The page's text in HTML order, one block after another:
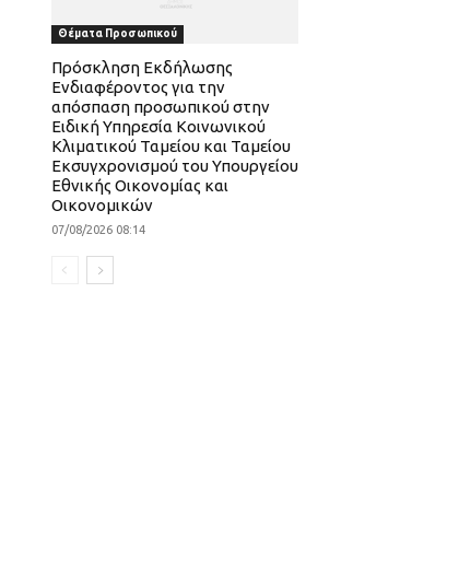
Θέματα Προσωπικού
Πρόσκληση Εκδήλωσης
Ενδιαφέροντος για την
απόσπαση προσωπικού στην
Ειδική Υπηρεσία Κοινωνικού
Κλιματικού Ταμείου και Ταμείου
Εκσυγχρονισμού του Υπουργείου
Εθνικής Οικονομίας και
Οικονομικών
07/08/2026 08:14